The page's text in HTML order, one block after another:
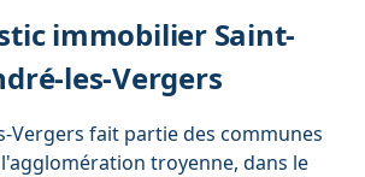
immobilier Saint-
les-Vergers
Vergers fait partie des communes
troyenne, dans le